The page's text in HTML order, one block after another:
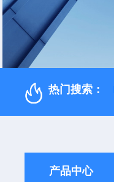
热门搜索：
产品中心